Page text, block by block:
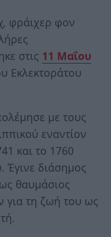
φράιχερ φον
στις 11 Μαΐου
Εκλεκτοράτου
με τους
εναντίον
και το 1760
Έγινε διάσημος
θαυμάσιος
για τη ζωή του ως